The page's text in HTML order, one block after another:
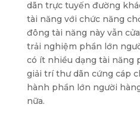
dãn trực tuyến đường
tài năng với chức năng
đông tài năng này vẫn
trải nghiệm phần lớn
có ít nhiều dạng tài năng
giải trí thư dãn cứng cáp
hành phần lớn người
nữa.